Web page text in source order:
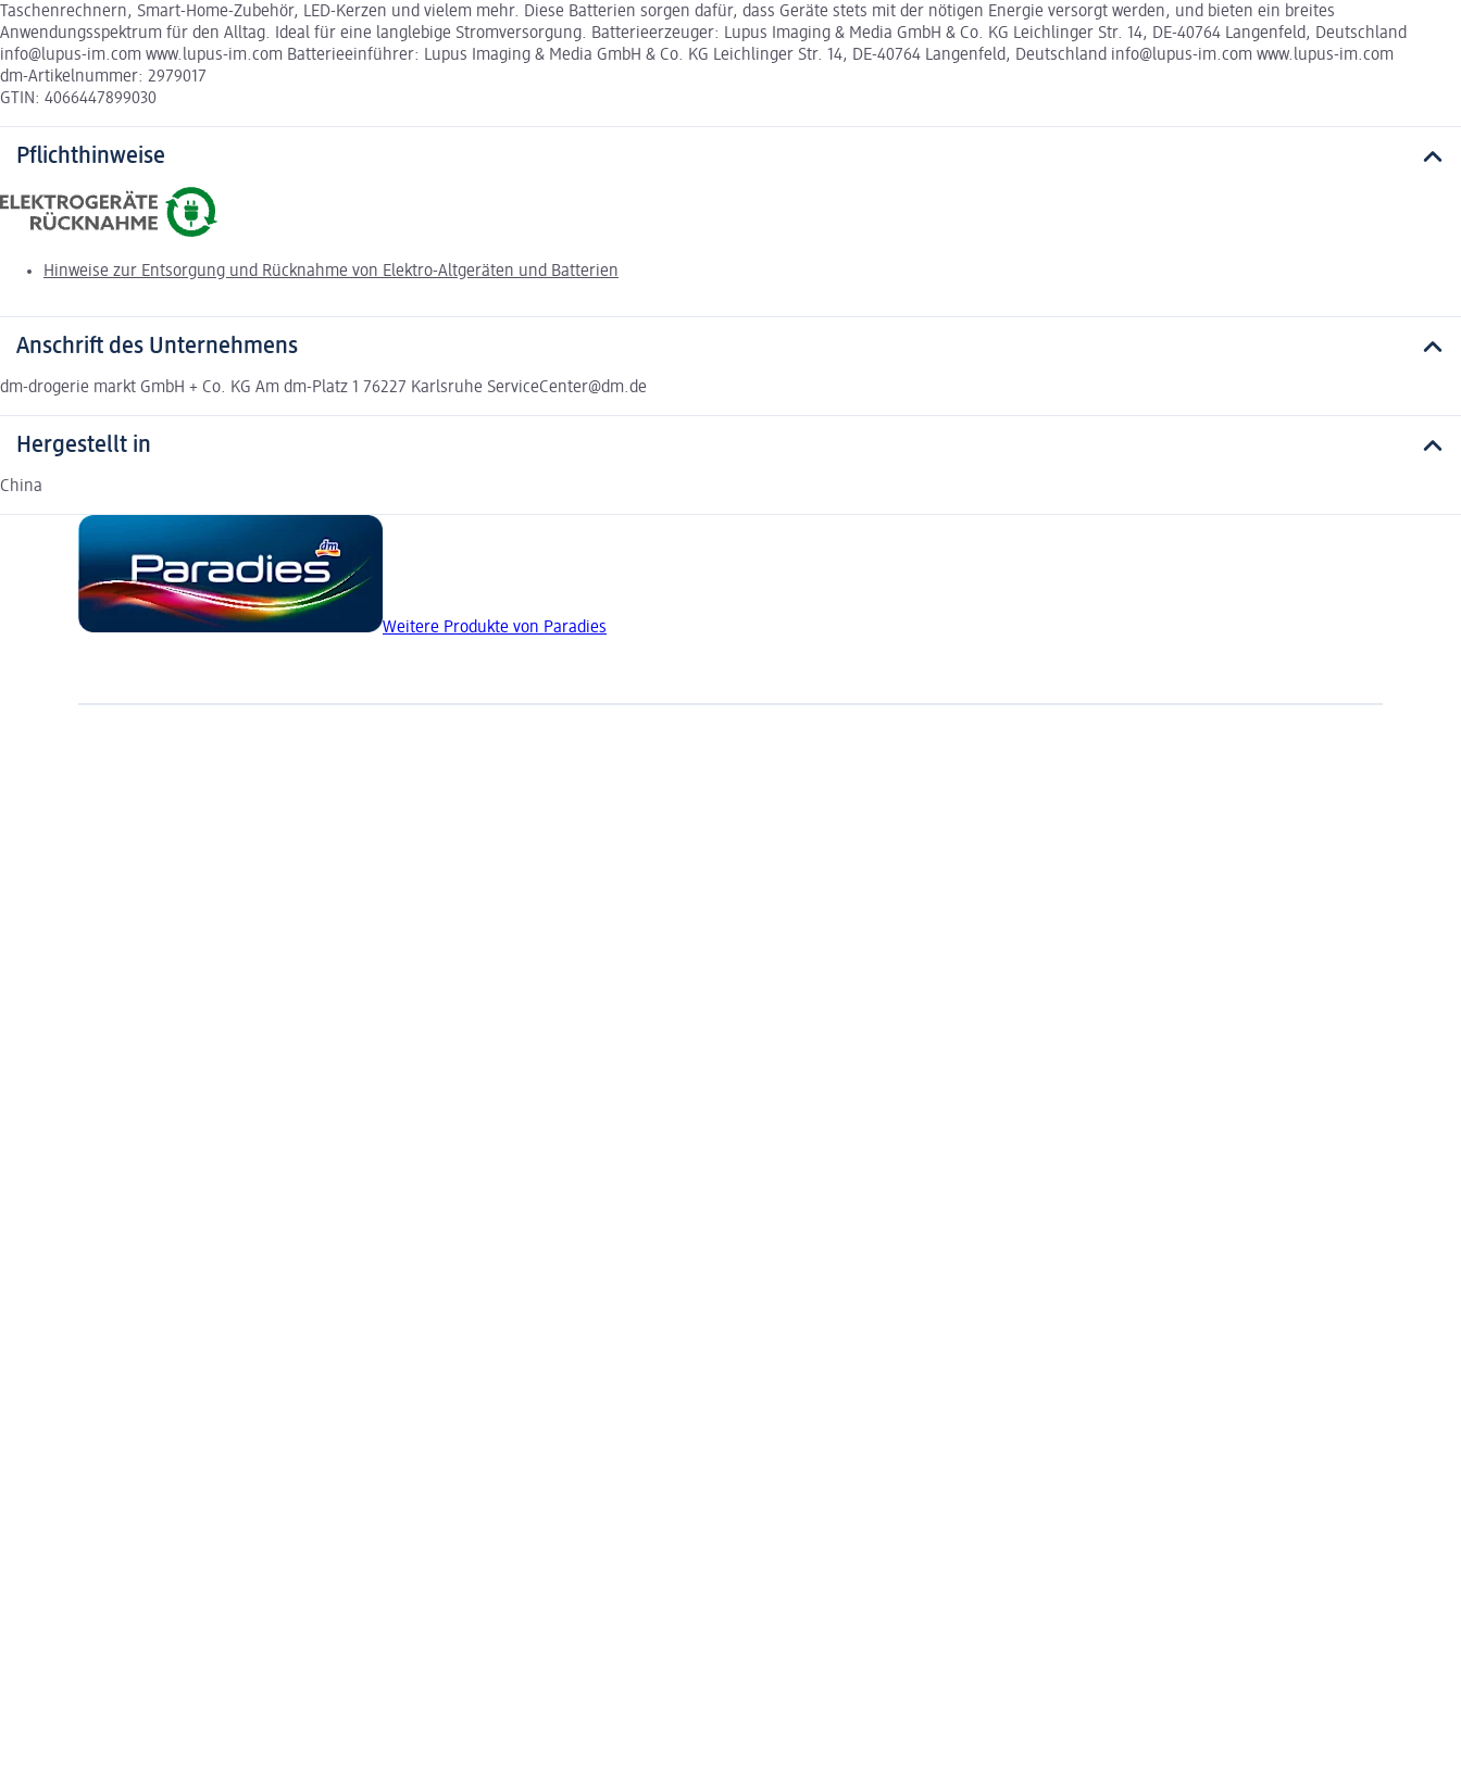
Taschenrechnern, Smart-Home-Zubehör, LED-Kerzen und vielem mehr. Diese Batterien sorgen dafür, dass Geräte stets mit der nötigen Energie versorgt werden, und bieten ein breites
Anwendungsspektrum für den Alltag. Ideal für eine langlebige Stromversorgung. Batterieerzeuger: Lupus Imaging & Media GmbH & Co. KG Leichlinger Str. 14, DE-40764 Langenfeld, Deutschland
info@lupus-im.com www.lupus-im.com Batterieeinführer: Lupus Imaging & Media GmbH & Co. KG Leichlinger Str. 14, DE-40764 Langenfeld, Deutschland info@lupus-im.com www.lupus-im.com
dm-Artikelnummer: 2979017
GTIN: 4066447899030
Pflichthinweise
Hinweise zur Entsorgung und Rücknahme von Elektro-Altgeräten und Batterien
Anschrift des Unternehmens
dm-drogerie markt GmbH + Co. KG Am dm-Platz 1 76227 Karlsruhe ServiceCenter@dm.de
Hergestellt in
China
Weitere Produkte von Paradies